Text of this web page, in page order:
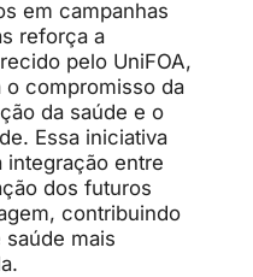
em campanhas
reforça a
pelo UniFOA,
o compromisso da
da saúde e o
Essa iniciativa
integração entre
dos futuros
contribuindo
saúde mais